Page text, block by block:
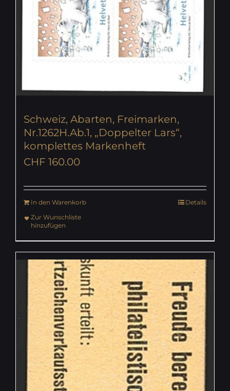
Schweiz, Abarten, Freimarken,
Nr.1262H.Ab.1, „Doppelter Lars“,
komplettes Markenheft
CHF 160.00
In den Warenkorb
Details
Zur Wunschliste
hinzufügen